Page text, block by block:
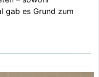
gab es Grund zum